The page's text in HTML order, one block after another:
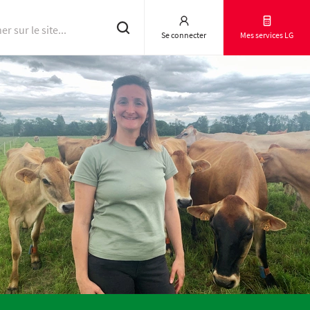
Résultats d'essai
Se connecter Mes services LG